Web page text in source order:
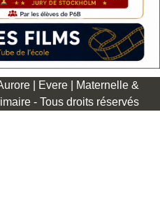
| Evere | Maternelle &
- Tous droits réservés